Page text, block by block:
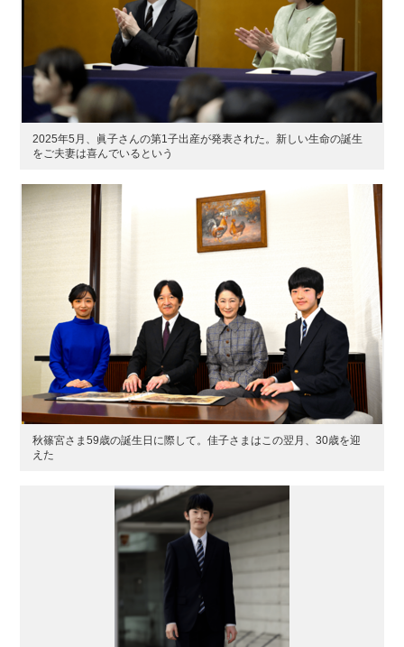
2025年5月、眞子さんの第1子出産が発表された。新しい生命の誕生
をご夫妻は喜んでいるという
秋篠宮さま59歳の誕生日に際して。佳子さまはこの翌月、30歳を迎
えた